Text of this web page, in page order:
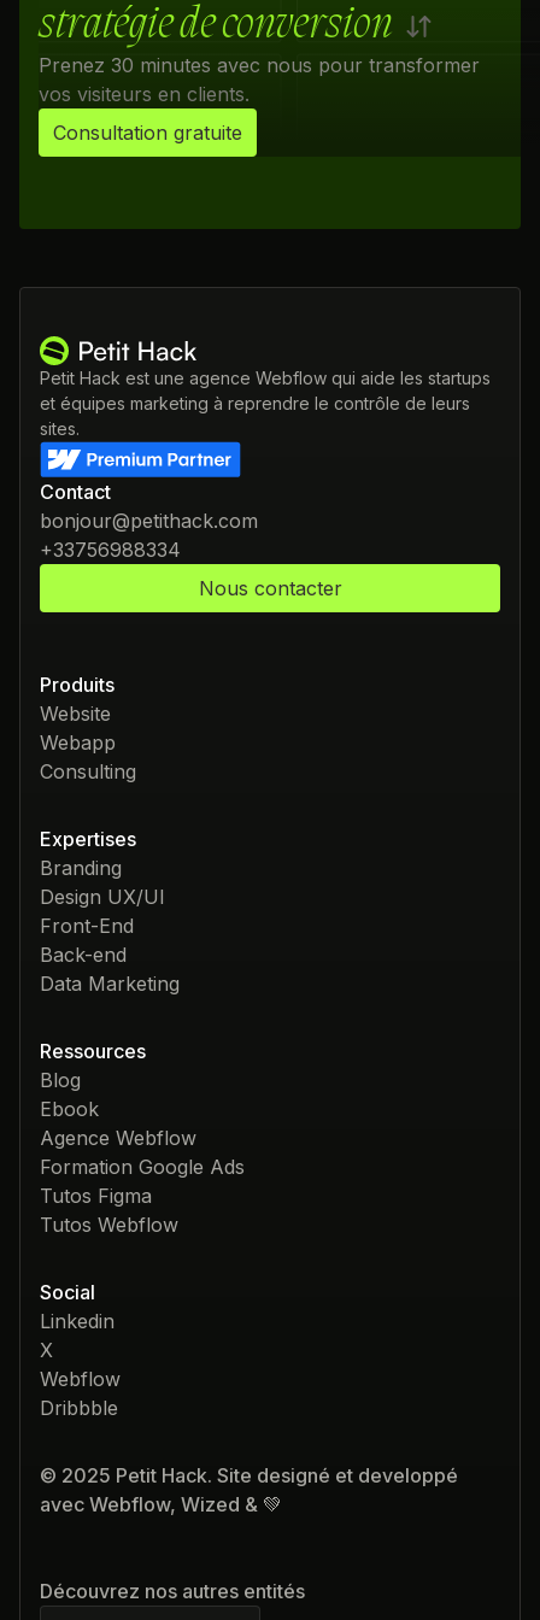
stratégie de conversion
Prenez 30 minutes avec nous pour transformer
vos visiteurs en clients.
Consultation gratuite
Petit Hack est une agence Webflow qui aide les startups
et équipes marketing à reprendre le contrôle de leurs
sites.
Contact
bonjour@petithack.com
+33756988334
Nous contacter
Produits
Website
Webapp
Consulting
Expertises
Branding
Design UX/UI
Front-End
Back-end
Data Marketing
Ressources
Blog
Ebook
Agence Webflow
Formation Google Ads
Tutos Figma
Tutos Webflow
Social
Linkedin
X
Webflow
Dribbble
Découvrez nos autres entités
© 2025 Petit Hack. Site designé et developpé
avec Webflow, Wized & 💚